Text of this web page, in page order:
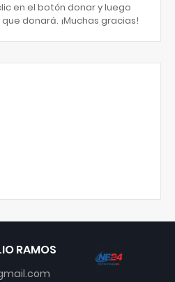
en el botón donar y luego
donará. ¡Muchas gracias!
RAMOS